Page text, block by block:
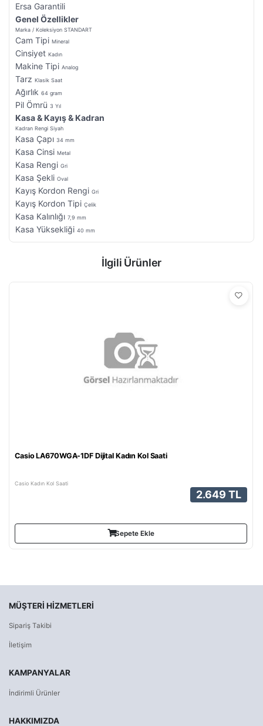
Ersa Garantili
Genel Özellikler
Marka / Koleksiyon STANDART
Cam Tipi Mineral
Cinsiyet Kadın
Makine Tipi Analog
Tarz Klasik Saat
Ağırlık 64 gram
Pil Ömrü 3 Yıl
Kasa & Kayış & Kadran
Kadran Rengi Siyah
Kasa Çapı 34 mm
Kasa Cinsi Metal
Kasa Rengi Gri
Kasa Şekli Oval
Kayış Kordon Rengi Gri
Kayış Kordon Tipi Çelik
Kasa Kalınlığı 7,9 mm
Kasa Yüksekliği 40 mm
İlgili Ürünler
Casio LA670WGA-1DF Dijital Kadın Kol Saati
Casio Kadın Kol Saati
2.649 TL
Sepete Ekle
MÜŞTERI HIZMETLERI
Sipariş Takibi
İletişim
KAMPANYALAR
İndirimli Ürünler
HAKKIMIZDA